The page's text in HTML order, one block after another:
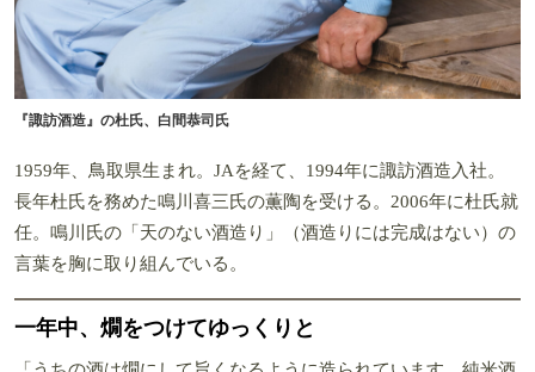
『諏訪酒造』の杜氏、白間恭司氏
1959年、鳥取県生まれ。JAを経て、1994年に諏訪酒造入社。
長年杜氏を務めた鳴川喜三氏の薫陶を受ける。2006年に杜氏就
任。鳴川氏の「天のない酒造り」（酒造りには完成はない）の
言葉を胸に取り組んでいる。
一年中、燗をつけてゆっくりと